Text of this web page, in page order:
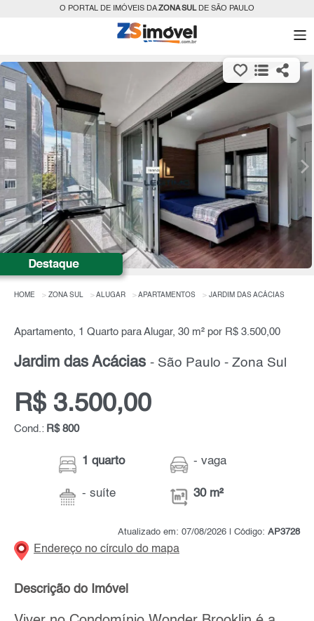
O PORTAL DE IMÓVEIS DAZONA SULDE SÃO PAULO
HOME ZONA SUL ALUGAR APARTAMENTOS JARDIM DAS ACÁCIAS
Apartamento, 1 Quarto para Alugar, 30 m² por R$ 3.500,00
Jardim das Acácias - São Paulo - Zona Sul
R$ 3.500,00
Cond.: R$ 800
1 quarto
- suíte
- vaga
30 m²
Atualizado em: 07/08/2026 | Código: AP3728
Endereço no círculo do mapa
Descrição do Imóvel